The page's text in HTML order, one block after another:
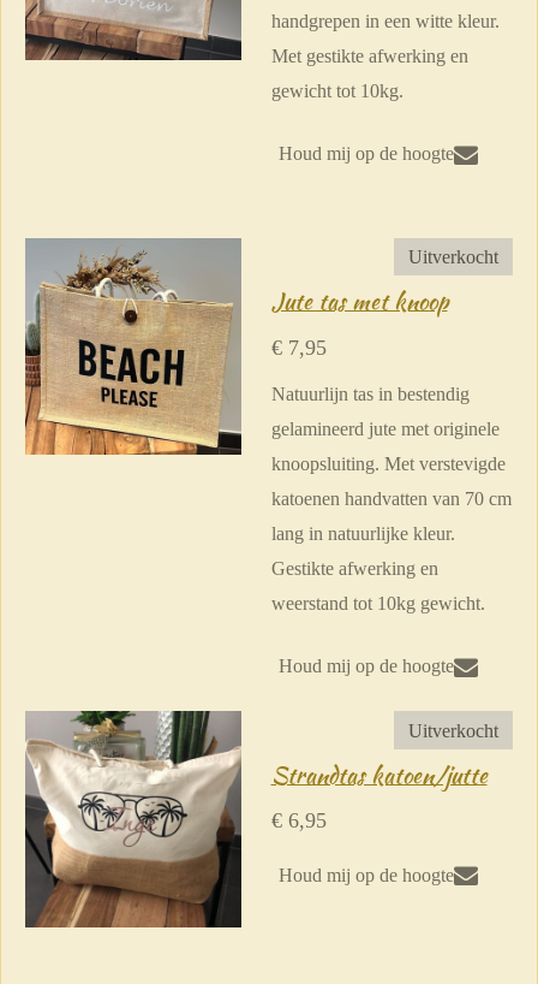
handgrepen in een witte kleur.
Met gestikte afwerking en
gewicht tot 10kg.
Houd mij op de hoogte
Uitverkocht
Jute tas met knoop
€ 7,95
Natuurlijn tas in bestendig
gelamineerd jute met originele
knoopsluiting. Met verstevigde
katoenen handvatten van 70 cm
lang in natuurlijke kleur.
Gestikte afwerking en
weerstand tot 10kg gewicht.
Houd mij op de hoogte
Uitverkocht
Strandtas katoen/jutte
€ 6,95
Houd mij op de hoogte